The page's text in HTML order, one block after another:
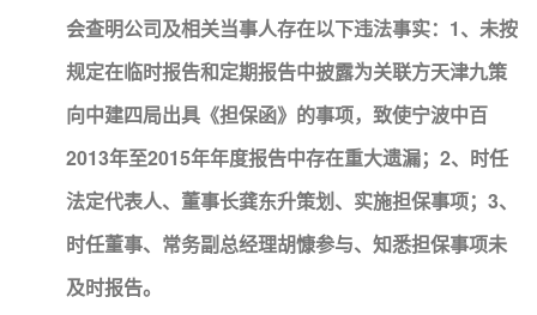
会查明公司及相关当事人存在以下违法事实：1、未按
规定在临时报告和定期报告中披露为关联方天津九策
向中建四局出具《担保函》的事项，致使宁波中百
2013年至2015年年度报告中存在重大遗漏；2、时任
法定代表人、董事长龚东升策划、实施担保事项；3、
时任董事、常务副总经理胡慷参与、知悉担保事项未
及时报告。